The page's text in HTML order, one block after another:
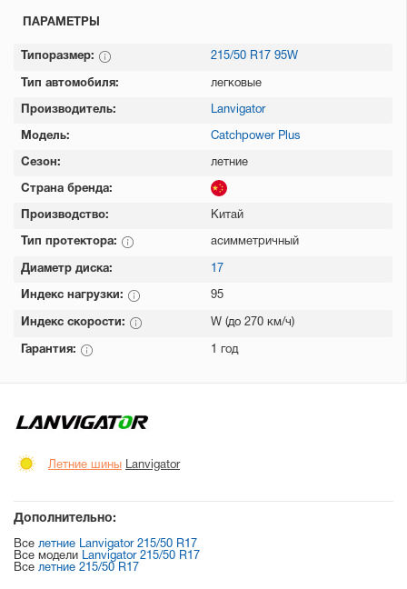
ПАРАМЕТРЫ
Типоразмер: 215/50 R17 95W
Тип автомобиля: легковые
Производитель: Lanvigator
Модель: Catchpower Plus
Сезон: летние
Страна бренда:
Производство: Китай
Тип протектора: асимметричный
Диаметр диска: 17
Индекс нагрузки: 95
Индекс скорости: W (до 270 км/ч)
Гарантия: 1 год
Летние шины Lanvigator
Дополнительно:
Все летние Lanvigator 215/50 R17
Все модели Lanvigator 215/50 R17
Все летние 215/50 R17